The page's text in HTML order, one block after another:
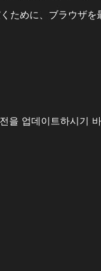
ために、ブラウザを
을 업데이트하시기